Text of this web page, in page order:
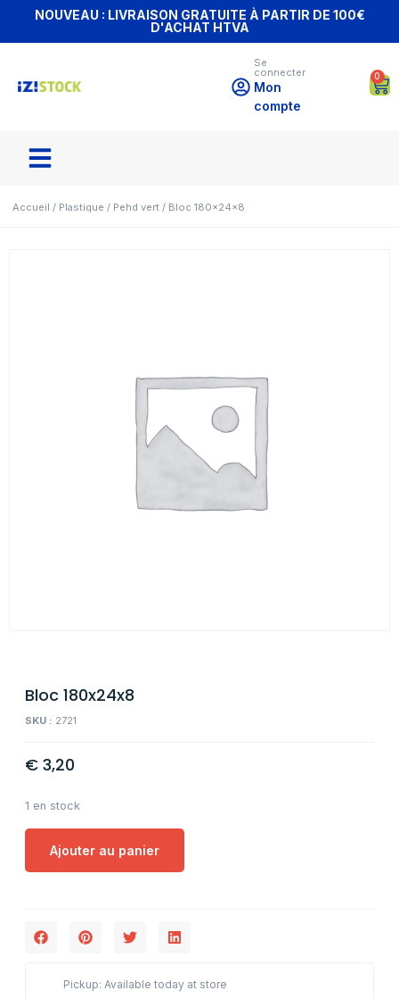
NOUVEAU : LIVRAISON GRATUITE À PARTIR DE 100€
D'ACHAT HTVA
Se
connecter
Mon
compte
0
Accueil / Plastique / Pehd vert / Bloc 180x24x8
Bloc 180x24x8
SKU : 2721
€ 3,20
1 en stock
Ajouter au panier
Pickup: Available today at store